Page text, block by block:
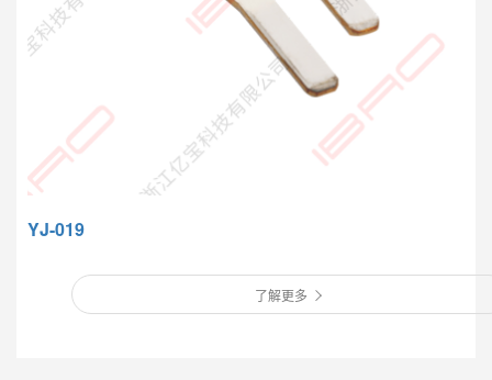
YJ-019
了解更多